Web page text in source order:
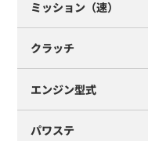
ミッション（速）
クラッチ
エンジン型式
パワステ